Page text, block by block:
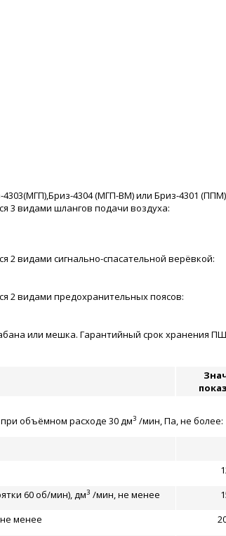
4304 (МГП-ВМ) или Бриз-4301
3 видами шлангов подачи воздуха:
2 видами сигнально-спасательной верёвкой:
2 видами предохранительных поясов:
или мешка. Гарантийный срок хранения ПШ
объёмном расходе 30 дм3 /мин, Па, не более:
60 об/мин), дм3 /мин, не менее
менее